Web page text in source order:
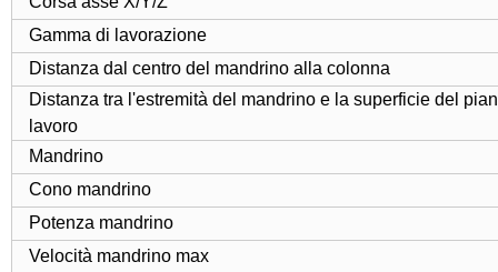
Gamma di lavorazione
Distanza dal centro del mandrino alla colonna
Distanza tra l'estremità del mandrino e la superficie del
lavoro
Mandrino
Cono mandrino
Potenza mandrino
Velocità mandrino max